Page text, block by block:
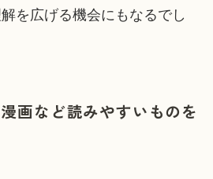
を広げる機会にもなるでし
画など読みやすいものを